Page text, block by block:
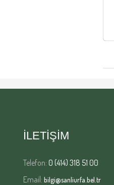
İLETİŞİM
Telefon: 0 (414) 318 51 00
Email: bilgi@sanliurfa.bel.tr